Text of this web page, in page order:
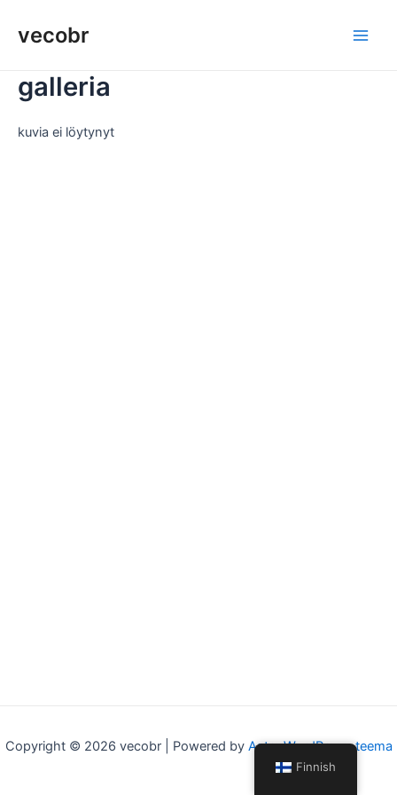
sisältöön
vecobr
galleria
kuvia ei löytynyt
Copyright © 2026 vecobr | Powered by Astra WordPress-teema
Finnish